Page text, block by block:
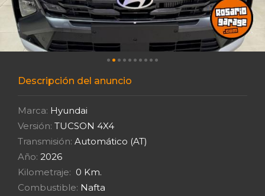
Descripción del anuncio
Marca: Hyundai
Versión: TUCSON 4X4
Transmisión: Automático (AT)
Año: 2026
Kilometraje: 0 Km.
Combustible: Nafta